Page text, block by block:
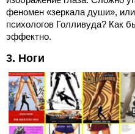
феномен «зеркала души»,
психологов Голливуда? Как
эффектно.
3. Ноги